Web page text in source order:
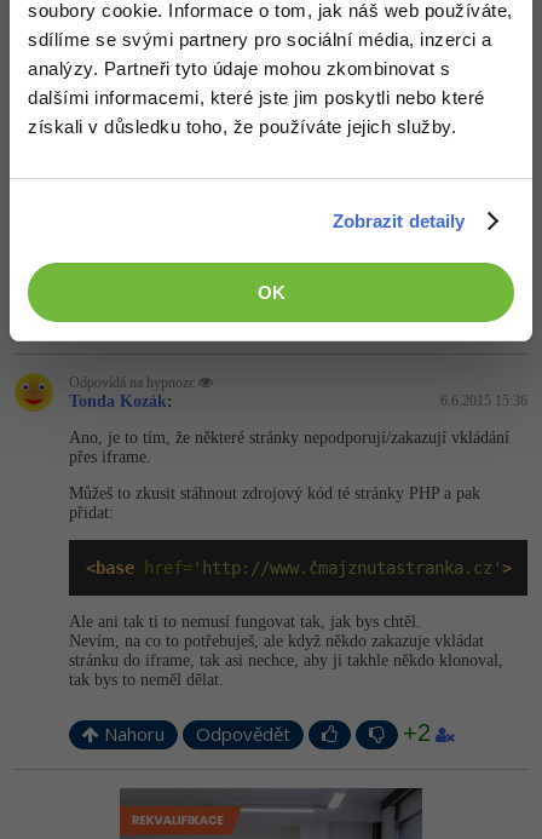
soubory cookie. Informace o tom, jak náš web používáte,
sdílíme se svými partnery pro sociální média, inzerci a
analýzy. Partneři tyto údaje mohou zkombinovat s
dalšími informacemi, které jste jim poskytli nebo které
získali v důsledku toho, že používáte jejich služby.
Zobrazit detaily
OK
Odpovídá na Michal Šmahel
hypnozc: 5.6.2015 22:28
To je jen překlep... nejede to ani s uzavřeným tagem
5.6.2015 22:29
Nahoru Odpovědět
Odpovídá na hypnozc
Tonda Kozák: 6.6.2015 15:36
Ano, je to tím, že některé stránky nepodporují/za­kazují vkládání
přes iframe.
Můžeš to zkusit stáhnout zdrojový kód té stránky PHP a pak
přidat:
<base href= 'http://www.čmajznutastranka.cz'>
Ale ani tak ti to nemusí fungovat tak, jak bys chtěl.
Nevím, na co to potřebuješ, ale když někdo zakazuje vkládat
stránku do iframe, tak asi nechce, aby ji takhle někdo klonoval,
tak bys to neměl dělat.
Nahoru Odpovědět +2